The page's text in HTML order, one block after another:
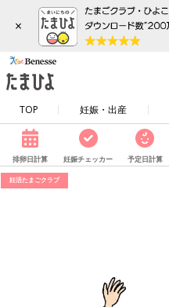
×
TOP 妊娠・出産
排卵日計算 妊娠チェッカー 予定日計算
妊活たまごクラブ